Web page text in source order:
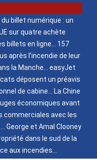
du billet numérique : un
sur quatre achète
billets en ligne
157
après l’incendie de leur
la Manche
easyJet
déposent un préavis
de cabine
La Chine
économiques avant
commerciales avec les
George et Amal Clooney
dans le sud de la
aux incendies